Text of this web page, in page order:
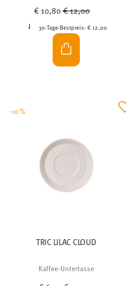
€ 10,80Price reduced from
€ 12,00
30-Tage-Bestpreis: € 12,00
TRIC LILAC CLOUD
Kaffee-Untertasse
Price reduced from
-10%